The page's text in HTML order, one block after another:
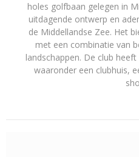
holes golfbaan gelegen in
uitdagende ontwerp en
de Middellandse Zee. Het
met een combinatie van
landschappen. De club
waaronder een clubhuis,